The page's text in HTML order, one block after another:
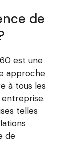
de
est une
approche
à tous les
entreprise.
telles
de